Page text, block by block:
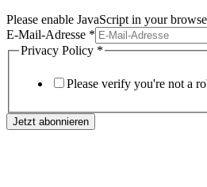
Please enable JavaScript in your
E-Mail-Adresse *
Privacy Policy *
Please verify you're not a
Jetzt abonnieren